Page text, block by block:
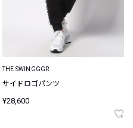
THE SWINGGGR
サイドロゴパンツ
¥28,600